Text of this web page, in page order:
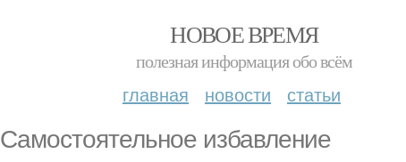
НОВОЕ ВРЕМЯ
полезная информация обо всём
главная новости статьи
Самостоятельное избавление